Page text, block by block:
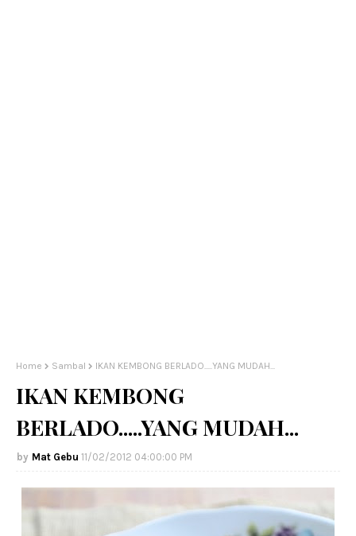
Home Sambal IKAN KEMBONG BERLADO.....YANG MUDAH...
IKAN KEMBONG
BERLADO.....YANG MUDAH...
Mat Gebu 11/02/2012 04:00:00 PM